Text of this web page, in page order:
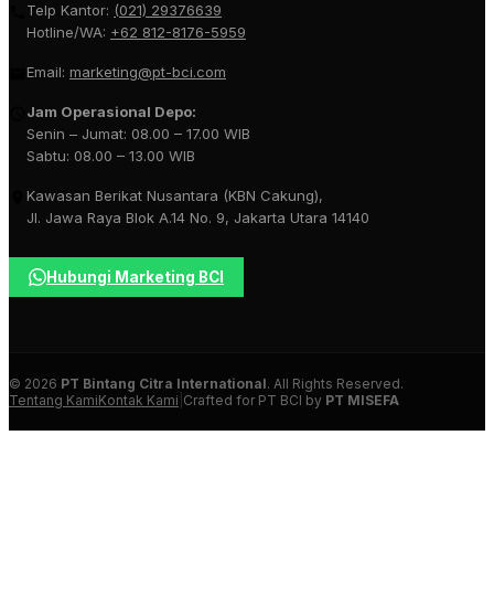
Telp Kantor: (021) 29376639
Hotline/WA: +62 812-8176-5959
Email: marketing@pt-bci.com
Jam Operasional Depo:
Senin – Jumat: 08.00 – 17.00 WIB
Sabtu: 08.00 – 13.00 WIB
Kawasan Berikat Nusantara (KBN Cakung),
Jl. Jawa Raya Blok A.14 No. 9, Jakarta Utara 14140
Hubungi Marketing BCI
© 2026 PT Bintang Citra International. All Rights Reserved.
Tentang KamiKontak Kami Crafted for PT BCI by PT MISEFA